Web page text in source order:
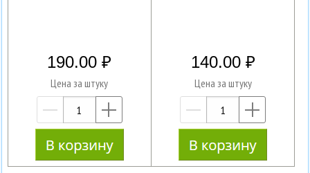
190.00
Цена за штуку
—
140.00
Цена за штуку
—